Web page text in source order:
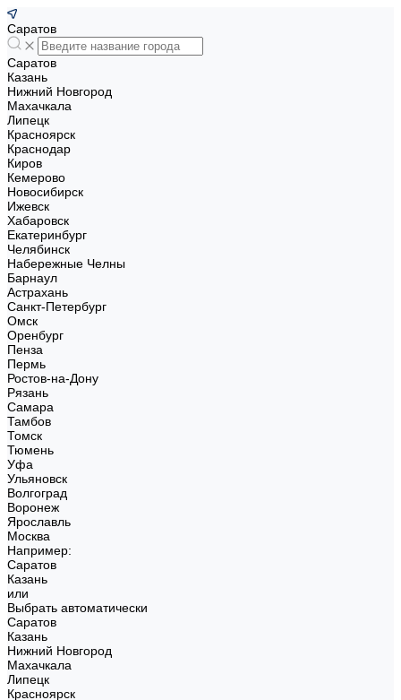
Саратов
Саратов
Казань
Нижний Новгород
Махачкала
Липецк
Красноярск
Краснодар
Киров
Кемерово
Новосибирск
Ижевск
Хабаровск
Екатеринбург
Челябинск
Набережные Челны
Барнаул
Астрахань
Санкт-Петербург
Омск
Оренбург
Пенза
Пермь
Ростов-на-Дону
Рязань
Самара
Тамбов
Томск
Тюмень
Уфа
Ульяновск
Волгоград
Воронеж
Ярославль
Москва
Например:
Саратов
Казань
или
Выбрать автоматически
Саратов
Казань
Нижний Новгород
Махачкала
Липецк
Красноярск